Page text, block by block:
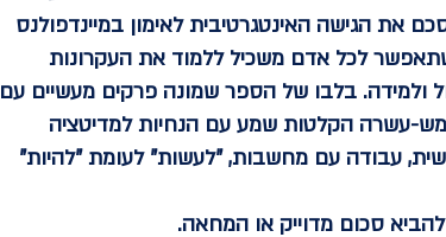
לאור בהוצאת פרדס בתחילת שנת 2018. הספר מסכם את הגישה האינטגרטיבית לאימון במיינדפולנס
לכל אדם משכיל ללמוד את העקרונות
ולמידה. בלבו של הספר שמונה פרקים מעשיים עם
עשרה הקלטות שמע עם הנחיות למדיטציה
עבודה עם מחשבות, "לעשות" לעומת "להיות"